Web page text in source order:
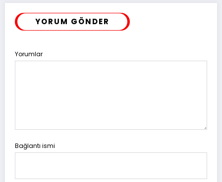
YORUM GÖNDER
Yorumlar
Bağlantı ismi